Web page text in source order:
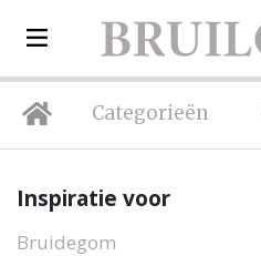
Categorieën
Inspiratie voor
Bruidegom